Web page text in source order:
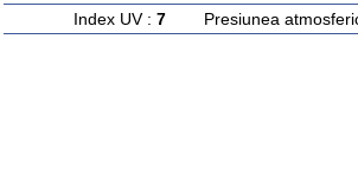
Index UV : 7Presiunea